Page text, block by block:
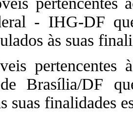
- IHG-DF
às suas
pertencentes
Brasília/DF
suas finalidades